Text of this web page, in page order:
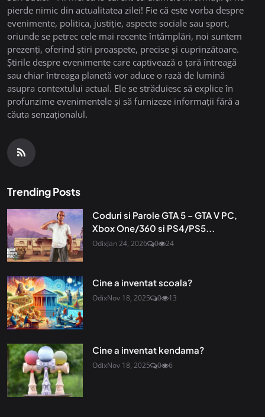
pierde nimic din actualitatea zilei! Fie că este vorba despre
evenimente, politica, justiție, aspecte sociale sau sport,
oriunde se petrec cele mai recente întâmplări, noi suntem
prezenți, oferind știri proaspete, precise și cuprinzătoare.
Știrile despre evenimente care captivează o țară întreagă
sau chiar întreaga planetă vor aduce o rază de lumină
asupra contextului actual. Ele se străduiesc să explice în
profunzime evenimentele și să furnizeze informații fără a
căuta senzaționalul.
Trending Posts
Coduri si Parole GTA 5 – GTA V PC,
Xbox One/360 si PS4/PS5...
OdixJan 24, 2026 0 24
Cine a inventat scoala?
OdixNov 18, 2025 0 13
Cine a inventat kendama?
OdixNov 18, 2025 0 6